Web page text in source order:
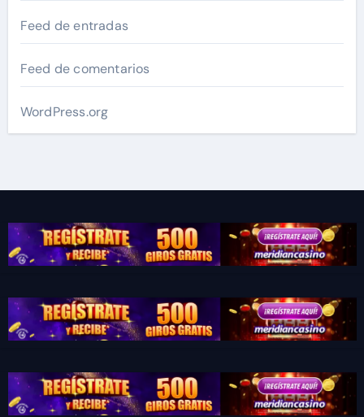
Feed de entradas
Feed de comentarios
WordPress.org